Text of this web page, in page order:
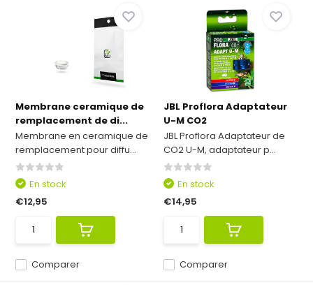
Membrane ceramique de
remplacement de di...
Membrane en ceramique de
remplacement pour diffu...
Comparer
En stock
€12,95
JBL Proflora Adaptateur
U-M CO2
JBL Proflora Adaptateur de
CO2 U-M, adaptateur p...
Comparer
En stock
€14,95